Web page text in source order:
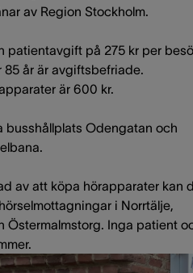
av Region Stockholm.
patientavgift på 275 kr per
85 år är avgiftsbefriade.
är 600 kr.
busshållplats Odengatan och
av att köpa hörapparater kan
i Norrtälje,
Östermalmstorg. Inga patient